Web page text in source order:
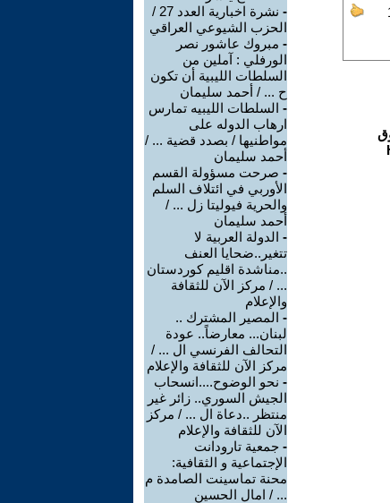
-
نشرة اخبارية العدد 27 /
الحزب الشيوعي العراقي
- مبروك عاشور نصر
الورفلي : آملين من
السلطات الليبية أن تكون
ح ... / أحمد سليمان
- السلطات الليبيه تمارس
ارهاب الدوله على
مواطنيها / بصدد قضية ... /
أحمد سليمان
- صرحت مسؤولة القسم
الأوربي في ائتلاف السلم
والحرية فيوليتا زل ... /
أحمد سليمان
- الدولة العربية لا
تتغير..ضحايا العنف
..مناشدة اقليم كوردستان
... / مركز الآن للثقافة
والإعلام
- المصير المشترك ..
لبنان... معارضاً.. عودة
التحالف الفرنسي ال ... /
مركز الآن للثقافة والإعلام
- نحو الوضوح....انسحاب
الجيش السوري.. زائر غير
منتظر ..دعاة ال ... / مركز
الآن للثقافة والإعلام
- جمعية تارودانت
الإجتماعية و الثقافية:
محنة تماسينت الصامدة م
... / امال الحسين